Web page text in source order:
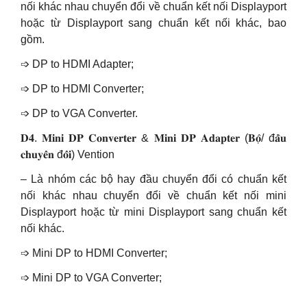
nối khác nhau chuyển đổi về chuẩn kết nối Displayport
hoặc từ Displayport sang chuẩn kết nối khác, bao
gồm.
➩ DP to HDMI Adapter;
➩ DP to HDMI Converter;
➩ DP to VGA Converter.
𝐃𝟒. 𝐌𝐢𝐧𝐢 𝐃𝐏 𝐂𝐨𝐧𝐯𝐞𝐫𝐭𝐞𝐫 & 𝐌𝐢𝐧𝐢 𝐃𝐏 𝐀𝐝𝐚𝐩𝐭𝐞𝐫 (𝐁𝐨̣̂/ đ𝐚̂̀𝐮
𝐜𝐡𝐮𝐲𝐞̂̉𝐧 đ𝐨̂̉𝐢) Vention
– Là nhóm các bộ hay đầu chuyển đổi có chuẩn kết
nối khác nhau chuyển đổi về chuẩn kết nối mini
Displayport hoặc từ mini Displayport sang chuẩn kết
nối khác.
➩ Mini DP to HDMI Converter;
➩ Mini DP to VGA Converter;